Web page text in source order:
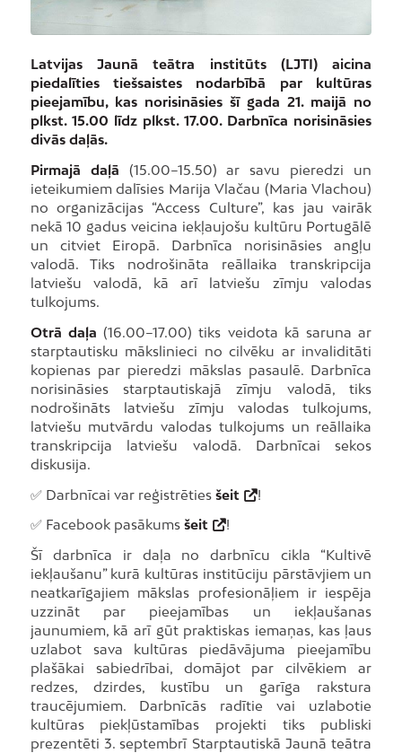
Latvijas Jaunā teātra institūts (LJTI) aicina
piedalīties tiešsaistes nodarbībā par kultūras
pieejamību, kas norisināsies šī gada 21. maijā no
plkst. 15.00 līdz plkst. 17.00. Darbnīca norisināsies
divās daļās.
Pirmajā daļā (15.00–15.50) ar savu pieredzi un
ieteikumiem dalīsies Marija Vlačau (Maria Vlachou)
no organizācijas “Access Culture”, kas jau vairāk
nekā 10 gadus veicina iekļaujošu kultūru Portugālē
un citviet Eiropā. Darbnīca norisināsies angļu
valodā. Tiks nodrošināta reāllaika transkripcija
latviešu valodā, kā arī latviešu zīmju valodas
tulkojums.
Otrā daļa (16.00–17.00) tiks veidota kā saruna ar
starptautisku mākslinieci no cilvēku ar invaliditāti
kopienas par pieredzi mākslas pasaulē. Darbnīca
norisināsies starptautiskajā zīmju valodā, tiks
nodrošināts latviešu zīmju valodas tulkojums,
latviešu mutvārdu valodas tulkojums un reāllaika
transkripcija latviešu valodā. Darbnīcai sekos
diskusija.
✅ Darbnīcai var reģistrēties šeit
!
✅ Facebook pasākums šeit
!
Šī darbnīca ir daļa no darbnīcu cikla “Kultivē
iekļaušanu” kurā kultūras institūciju pārstāvjiem un
neatkarīgajiem mākslas profesionāļiem ir iespēja
uzzināt par pieejamības un iekļaušanas
jaunumiem, kā arī gūt praktiskas iemaņas, kas ļaus
uzlabot sava kultūras piedāvājuma pieejamību
plašākai sabiedrībai, domājot par cilvēkiem ar
redzes, dzirdes, kustību un garīga rakstura
traucējumiem. Darbnīcās radītie vai uzlabotie
kultūras piekļūstamības projekti tiks publiski
prezentēti 3. septembrī Starptautiskā Jaunā teātra